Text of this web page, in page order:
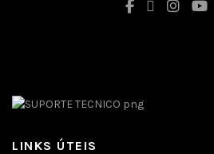
LINKS ÚTEIS